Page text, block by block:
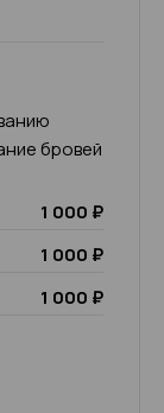
бровей
1 000 ₽
1 000 ₽
1 000 ₽